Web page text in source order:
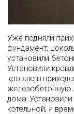
Уже подняли
фундамент,
установили
Установили
кровлю в
железобетонную
дома.
котельной, и